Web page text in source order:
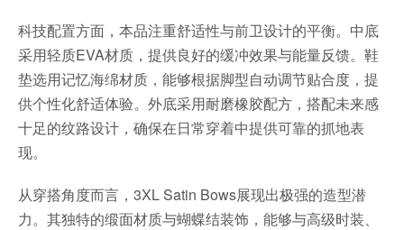
科技配置方面，本品注重舒适性与前卫设计的平衡。中底
采用轻质EVA材质，提供良好的缓冲效果与能量反馈。鞋
垫选用记忆海绵材质，能够根据脚型自动调节贴合度，提
供个性化舒适体验。外底采用耐磨橡胶配方，搭配未来感
十足的纹路设计，确保在日常穿着中提供可靠的抓地表
现。
从穿搭角度而言，3XL Satin Bows展现出极强的造型潜
力。其独特的缎面材质与蝴蝶结装饰，能够与高级时装、